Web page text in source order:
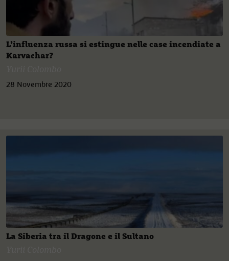
L’influenza russa si estingue nelle case incendiate a
Karvachar?
28 Novembre 2020
La Siberia tra il Dragone e il Sultano